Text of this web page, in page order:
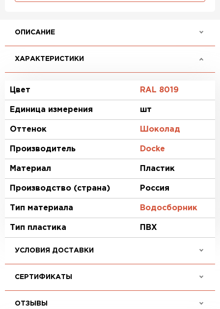
ОПИСАНИЕ
ХАРАКТЕРИСТИКИ
Цвет RAL 8019
Единица измерения шт
Оттенок Шоколад
Производитель Docke
Материал Пластик
Производство (страна) Россия
Тип материала Водосборник
Тип пластика ПВХ
УСЛОВИЯ ДОСТАВКИ
СЕРТИФИКАТЫ
ОТЗЫВЫ